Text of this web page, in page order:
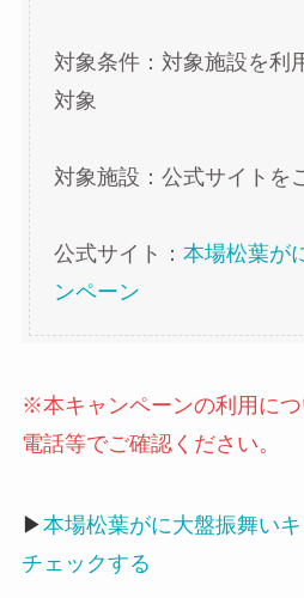
対象条件：対象施設を利
対象
対象施設：公式サイトを
公式サイト： 本場松葉が
ンペーン
※本キャンペーンの利用に
電話等でご確認ください。
▶本場松葉がに大盤振舞い
チェックする